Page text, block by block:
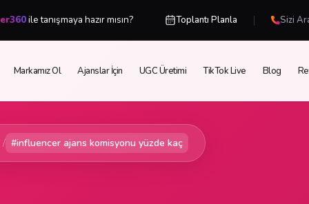
ile tanışmaya hazır mısın? Toplantı Planla | Sizi
Markamız Ol Ajanslar İçin UGC Üretimi TikTok Live Blog
/ #influencer ajans komisyonu yüzde kaç